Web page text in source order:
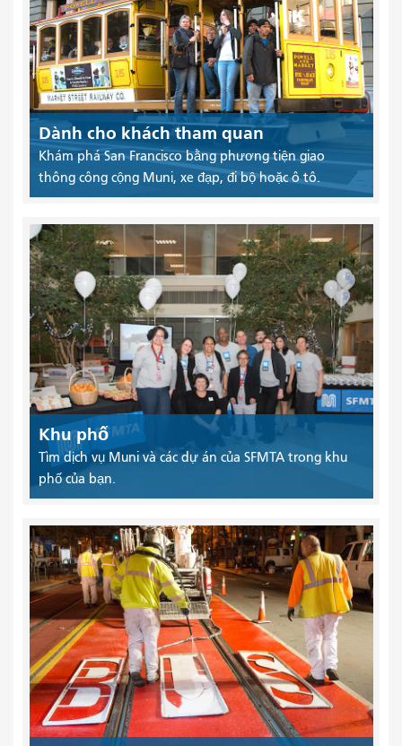
Dành cho khách tham quan
Khám phá San Francisco bằng phương tiện giao
thông công cộng Muni, xe đạp, đi bộ hoặc ô tô.
Khu phố
Tìm dịch vụ Muni và các dự án của SFMTA trong khu
phố của bạn.